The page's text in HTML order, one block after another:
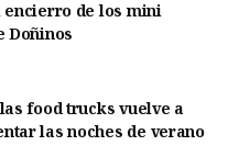
encierro de los mini
Doñinos
food trucks vuelve a
las noches de verano